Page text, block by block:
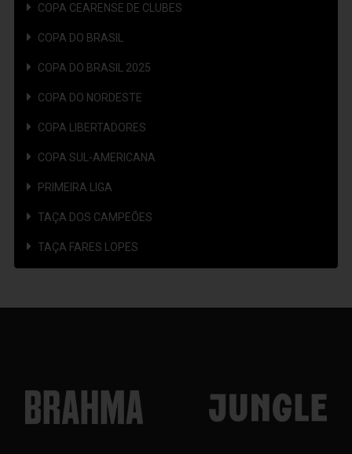
COPA CEARENSE DE CLUBES
COPA DO BRASIL
COPA DO BRASIL 2025
COPA DO NORDESTE
COPA LIBERTADORES
COPA SUL-AMERICANA
PRIMEIRA LIGA
TAÇA DOS CAMPEÕES
TAÇA FARES LOPES